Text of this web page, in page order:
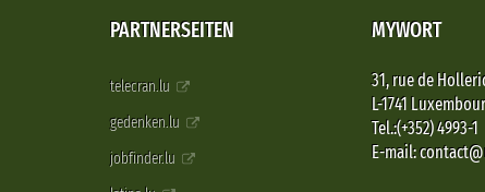
PARTNERSEITEN
telecran.lu
gedenken.lu
jobfinder.lu
MYWORT
31, rue de
L-1741
Tel.:(+352) 4993-1
E-mail: